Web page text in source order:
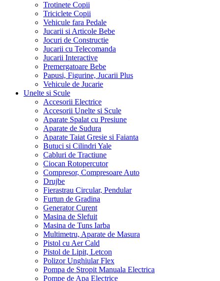
Casute si Mobilier de Joaca
Trotinete Copii
Triciclete Copii
Vehicule fara Pedale
Jucarii si Articole Bebe
Jocuri de Constructie
Jucarii cu Telecomanda
Jucarii Interactive
Premergatoare Bebe
Papusi, Figurine, Jucarii Plus
Vehicule de Jucarie
Unelte si Scule
Accesorii Electrice
Accesorii Unelte si Scule
Aparate Spalat cu Presiune
Aparate de Sudura
Aparate Taiat Gresie si Faianta
Butuci si Cilindri Yale
Cabluri de Tractiune
Ciocan Rotopercutor
Compresor, Compresoare Auto
Drujbe
Fierastrau Circular, Pendular
Furtun de Gradina
Generator Curent
Masina de Slefuit
Masina de Tuns Iarba
Multimetru, Aparate de Masura
Pistol cu Aer Cald
Pistol de Lipit, Letcon
Polizor Unghiular Flex
Pompa de Stropit Manuala Electrica